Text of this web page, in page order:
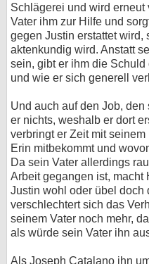
Schlägerei und wird erneut
Vater ihm zur Hilfe und
gegen Justin erstattet wird,
aktenkundig wird. Anstatt
sein, gibt er ihm die
und wie er sich generell
Und auch auf den Job,
er nichts, weshalb er dort
verbringt er Zeit mit
Erin mitbekommt und
Da sein Vater allerdings
Arbeit gegangen ist, macht
Justin wohl oder übel doch
verschlechtert sich das
seinem Vater noch mehr,
als würde sein Vater ihn
Als Joseph Catalano ihn